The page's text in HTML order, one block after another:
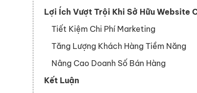
Lợi Ích Vượt Trội Khi Sở Hữu Website
Tiết Kiệm Chi Phí Marketing
Tăng Lượng Khách Hàng Tiềm Năng
Nâng Cao Doanh Số Bán Hàng
Kết Luận